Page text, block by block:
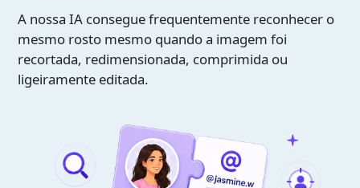
A nossa IA consegue frequentemente reconhecer o
mesmo rosto mesmo quando a imagem foi
recortada, redimensionada, comprimida ou
ligeiramente editada.